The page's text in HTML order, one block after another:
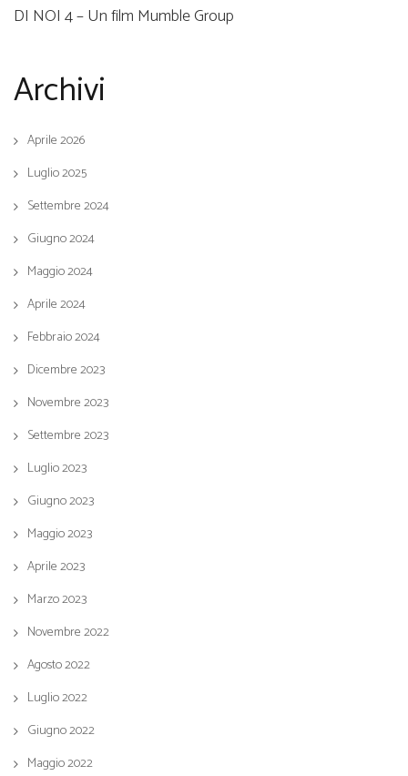
DI NOI 4 – Un film Mumble Group
Archivi
Aprile 2026
Luglio 2025
Settembre 2024
Giugno 2024
Maggio 2024
Aprile 2024
Febbraio 2024
Dicembre 2023
Novembre 2023
Settembre 2023
Luglio 2023
Giugno 2023
Maggio 2023
Aprile 2023
Marzo 2023
Novembre 2022
Agosto 2022
Luglio 2022
Giugno 2022
Maggio 2022